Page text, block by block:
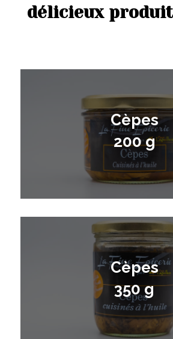
délicieux
Cèpes
200 g
Cèpes
350 g